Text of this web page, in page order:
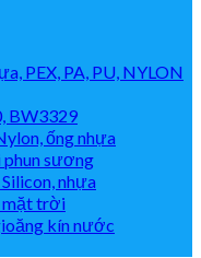
PEX, PA, PU, NYLON
BW3329
ống nhựa
phun sương
nhựa
mặt trời
kín nước